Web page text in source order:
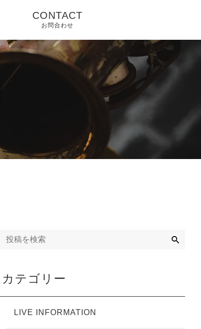
CONTACT
お問合わせ
カテゴリー
LIVE INFORMATION